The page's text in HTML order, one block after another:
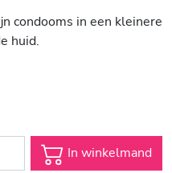
condooms in een kleinere
huid.
In winkelmand